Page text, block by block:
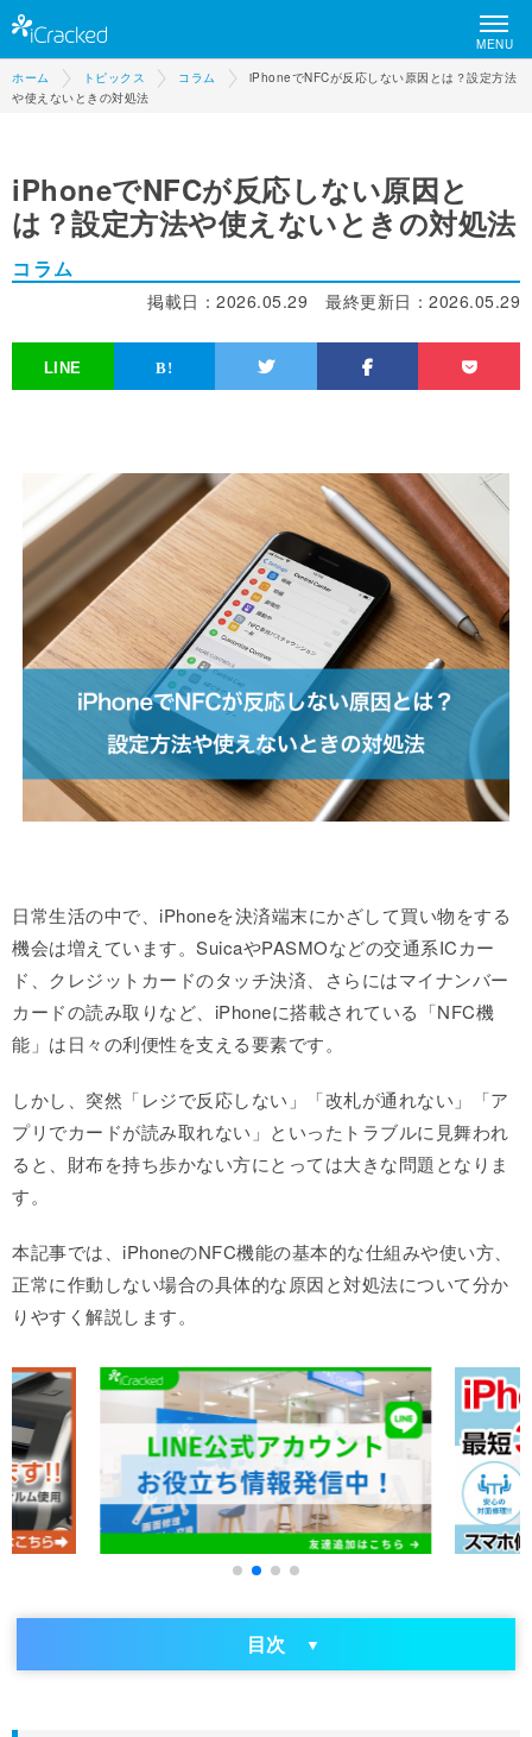
MENU
ホーム トピックス コラム
iPhoneでNFCが反応しない原因とは？設定方法
や使えないときの対処法
iPhoneでNFCが反応しない原因と
は？設定方法や使えないときの対処法
コラム
最終更新日： 2026.05.29
掲載日： 2026.05.29
日常生活の中で、iPhoneを決済端末にかざして買い物をする
機会は増えています。SuicaやPASMOなどの交通系ICカー
ド、クレジットカードのタッチ決済、さらにはマイナンバー
カードの読み取りなど、iPhoneに搭載されている「NFC機
能」は日々の利便性を支える要素です。
しかし、突然「レジで反応しない」「改札が通れない」「ア
プリでカードが読み取れない」といったトラブルに見舞われ
ると、財布を持ち歩かない方にとっては大きな問題となりま
す。
本記事では、iPhoneのNFC機能の基本的な仕組みや使い方、
正常に作動しない場合の具体的な原因と対処法について分か
りやすく解説します。
目次